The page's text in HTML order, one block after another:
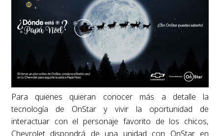
Para quienes quieran conocer más a detalle la
tecnología de OnStar y vivir la oportunidad de
interactuar con el personaje favorito de los chicos,
Chevrolet dispondrá de una unidad con OnStar en